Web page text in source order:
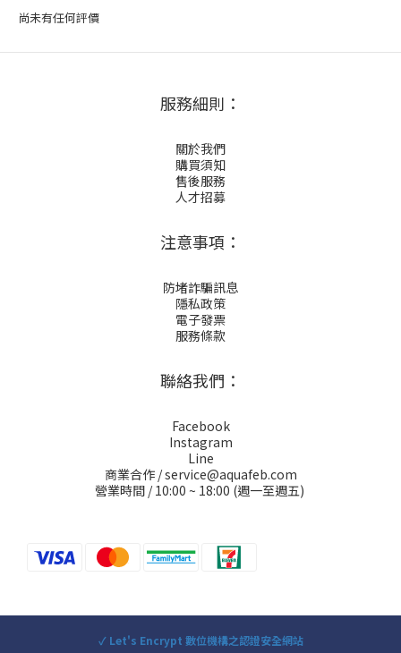
尚未有任何評價
服務細則：
關於我們
購買須知
售後服務
人才招募
注意事項：
防堵詐騙訊息
隱私政策
電子發票
服務條款
聯絡我們：
Facebook
Instagram
Line
商業合作 / service@aquafeb.com
營業時間 / 10:00 ~ 18:00 (週一至週五)
✓ Let's Encrypt 數位機構之認證安全網站